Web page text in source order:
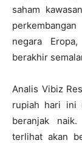
saham
negara
berakhir
Analis Vibiz
rupiah hari ini
beranjak
terlihat akan